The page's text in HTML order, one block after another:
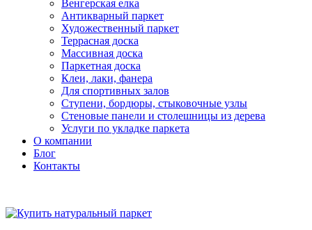
Венгерская елка
Антикварный паркет
Художественный паркет
Террасная доска
Массивная доска
Паркетная доска
Клеи, лаки, фанера
Для спортивных залов
Ступени, бордюры, стыковочные узлы
Стеновые панели и столешницы из дерева
Услуги по укладке паркета
О компании
Блог
Контакты